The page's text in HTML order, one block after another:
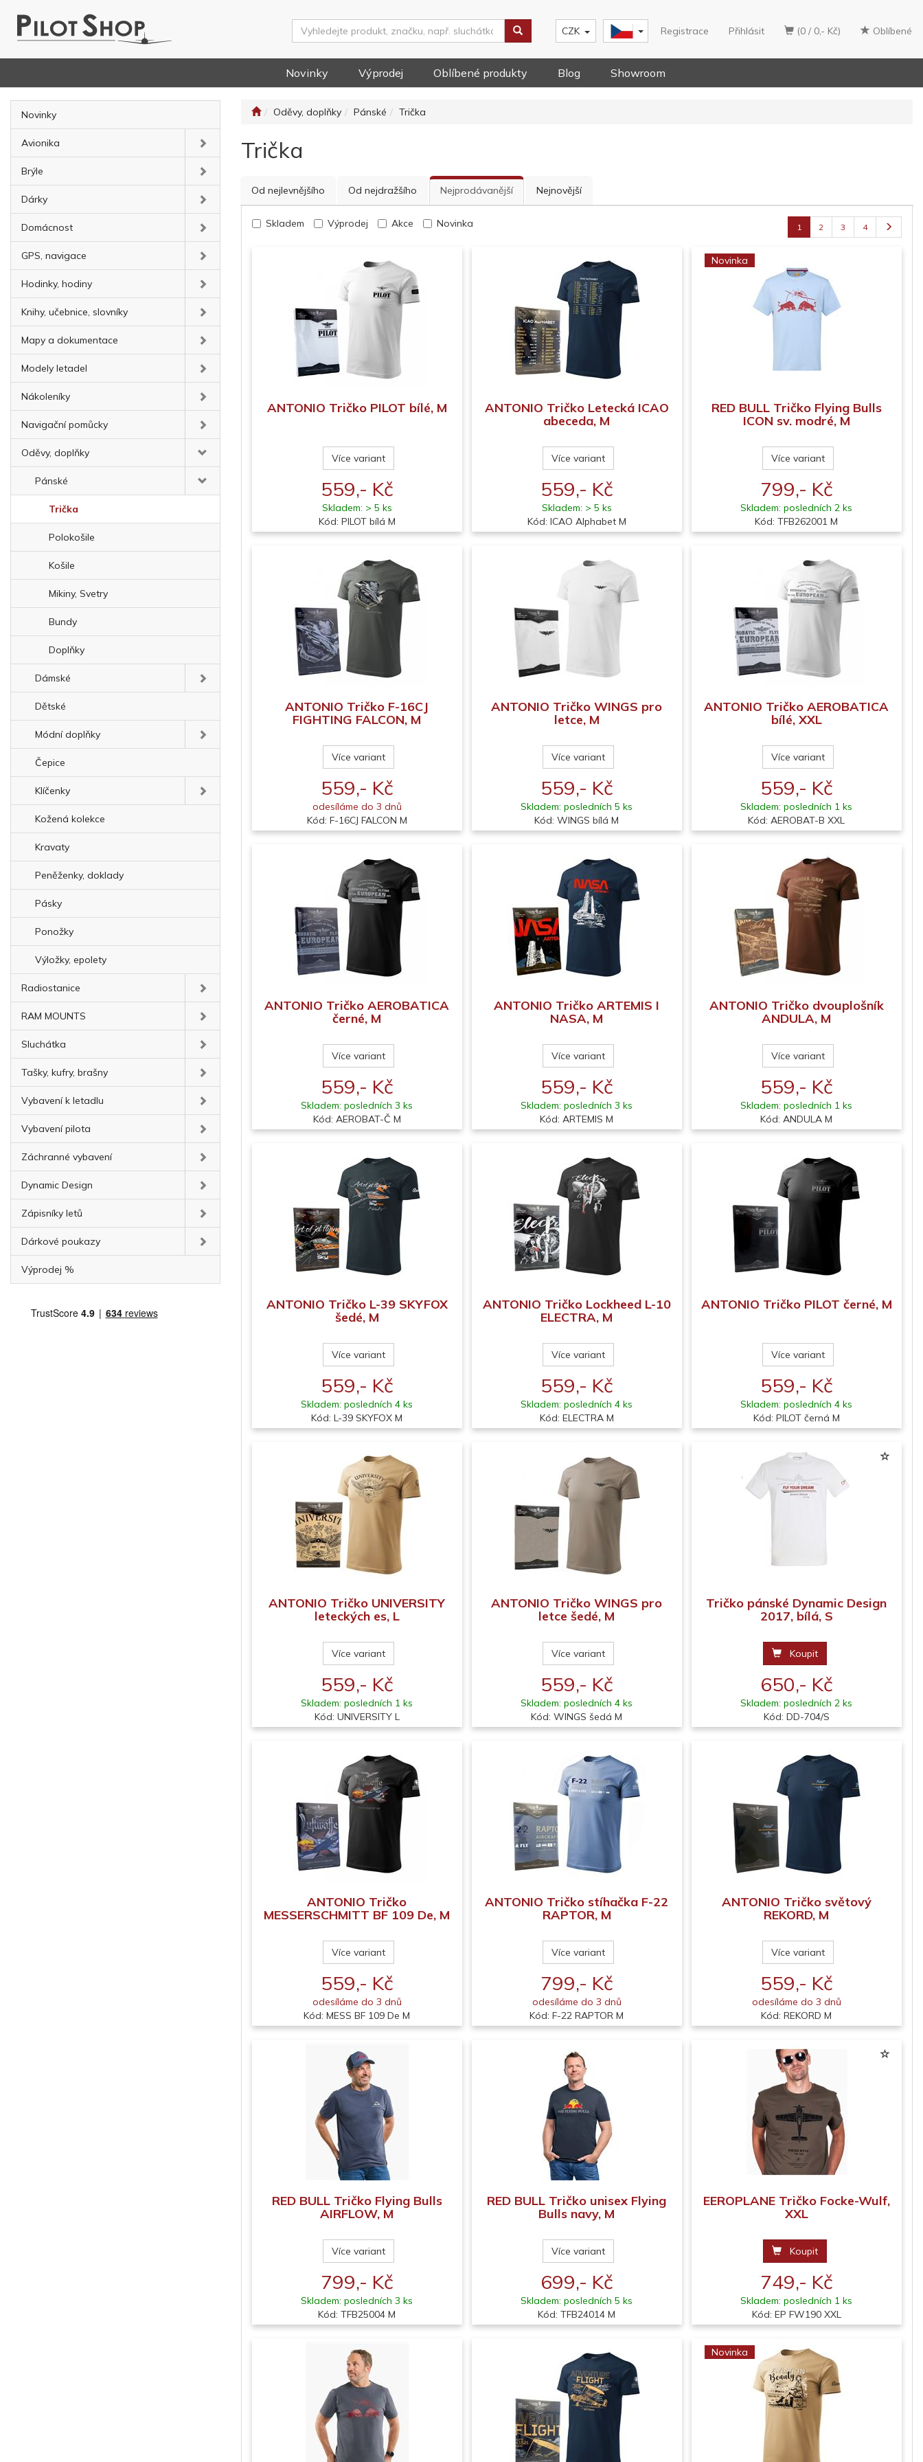
(0 / 0,- Kč) Oblíbené
Registrace Přihlásit
CZK
Novinky Výprodej Oblíbené produkty Blog Showroom
Novinky
Avionika
Brýle
Dárky
Domácnost
GPS, navigace
Hodinky, hodiny
Knihy, učebnice, slovníky
Mapy a dokumentace
Modely letadel
Nákoleníky
Navigační pomůcky
Oděvy, doplňky
Pánské
Trička
Polokošile
Košile
Mikiny, Svetry
Bundy
Doplňky
Dámské
Dětské
Módní doplňky
Čepice
Klíčenky
Kožená kolekce
Kravaty
Peněženky, doklady
Pásky
Ponožky
Výložky, epolety
Radiostanice
RAM MOUNTS
Sluchátka
Tašky, kufry, brašny
Vybavení k letadlu
Vybavení pilota
Záchranné vybavení
Dynamic Design
Zápisníky letů
Dárkové poukazy
Výprodej %
Oděvy, doplňky Pánské Trička
Trička
Od nejlevnějšího Od nejdražšího Nejprodávanější Nejnovější
Skladem Výprodej Akce Novinka 1 2 3 4
ANTONIO Tričko PILOT bílé, M
Více variant
559,- Kč
Skladem: > 5 ks
Kód: PILOT bílá M
ANTONIO Tričko Letecká ICAO
abeceda, M
Více variant
559,- Kč
Skladem: > 5 ks
Kód: ICAO Alphabet M
Novinka
RED BULL Tričko Flying Bulls
ICON sv. modré, M
Více variant
799,- Kč
Skladem: posledních 2 ks
Kód: TFB262001 M
ANTONIO Tričko F-16CJ
FIGHTING FALCON, M
Více variant
559,- Kč
odesíláme do 3 dnů
Kód: F-16CJ FALCON M
ANTONIO Tričko WINGS pro
letce, M
Více variant
559,- Kč
Skladem: posledních 5 ks
Kód: WINGS bílá M
ANTONIO Tričko AEROBATICA
bílé, XXL
Více variant
559,- Kč
Skladem: posledních 1 ks
Kód: AEROBAT-B XXL
ANTONIO Tričko AEROBATICA
černé, M
Více variant
559,- Kč
Skladem: posledních 3 ks
Kód: AEROBAT-Č M
ANTONIO Tričko ARTEMIS I
NASA, M
Více variant
559,- Kč
Skladem: posledních 3 ks
Kód: ARTEMIS M
ANTONIO Tričko dvouplošník
ANDULA, M
Více variant
559,- Kč
Skladem: posledních 1 ks
Kód: ANDULA M
ANTONIO Tričko L-39 SKYFOX
šedé, M
Více variant
559,- Kč
Skladem: posledních 4 ks
Kód: L-39 SKYFOX M
ANTONIO Tričko Lockheed L-10
ELECTRA, M
Více variant
559,- Kč
Skladem: posledních 4 ks
Kód: ELECTRA M
ANTONIO Tričko PILOT černé, M
Více variant
559,- Kč
Skladem: posledních 4 ks
Kód: PILOT černá M
ANTONIO Tričko UNIVERSITY
leteckých es, L
Více variant
559,- Kč
Skladem: posledních 1 ks
Kód: UNIVERSITY L
ANTONIO Tričko WINGS pro
letce šedé, M
Více variant
559,- Kč
Skladem: posledních 4 ks
Kód: WINGS šedá M
Tričko pánské Dynamic Design
2017, bílá, S
Koupit
650,- Kč
Skladem: posledních 2 ks
Kód: DD-704/S
ANTONIO Tričko
MESSERSCHMITT BF 109 De, M
Více variant
559,- Kč
odesíláme do 3 dnů
Kód: MESS BF 109 De M
ANTONIO Tričko stíhačka F-22
RAPTOR, M
Více variant
799,- Kč
odesíláme do 3 dnů
Kód: F-22 RAPTOR M
ANTONIO Tričko světový
REKORD, M
Více variant
559,- Kč
odesíláme do 3 dnů
Kód: REKORD M
RED BULL Tričko Flying Bulls
AIRFLOW, M
Více variant
799,- Kč
Skladem: posledních 3 ks
Kód: TFB25004 M
RED BULL Tričko unisex Flying
Bulls navy, M
Více variant
699,- Kč
Skladem: posledních 5 ks
Kód: TFB24014 M
EEROPLANE Tričko Focke-Wulf,
XXL
Koupit
749,- Kč
Skladem: posledních 1 ks
Kód: EP FW190 XXL
Novinka